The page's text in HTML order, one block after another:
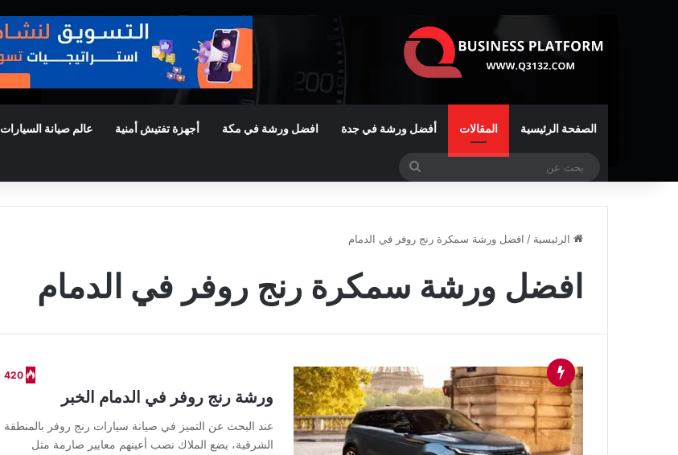
الصفحة الرئيسية المقالات أفضل ورشة في جدة افضل ورشة في مكة أجهزة تفتيش أمنية عالم صيانة السيارات
الرئيسية / افضل ورشة سمكرة رنج روفر في الدمام
افضل ورشة سمكرة رنج روفر في الدمام
420
ورشة رنج روفر في الدمام الخبر
عند البحث عن التميز في صيانة سيارات رنج روفر بالمنطقة
الشرقية، يضع الملاك نصب أعينهم معايير صارمة مثل